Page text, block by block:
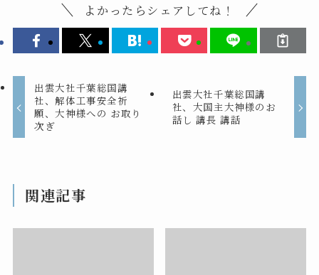
よかったらシェアしてね！
出雲大社千葉総国講
社、解体工事安全祈
願、大神様への お取り
次ぎ
出雲大社千葉総国講
社、大国主大神様のお
話し 講長 講話
関連記事